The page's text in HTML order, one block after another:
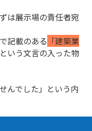
は展示場の責任者宛
記載のある 「建築業
という文言の入った物
んでした」という内